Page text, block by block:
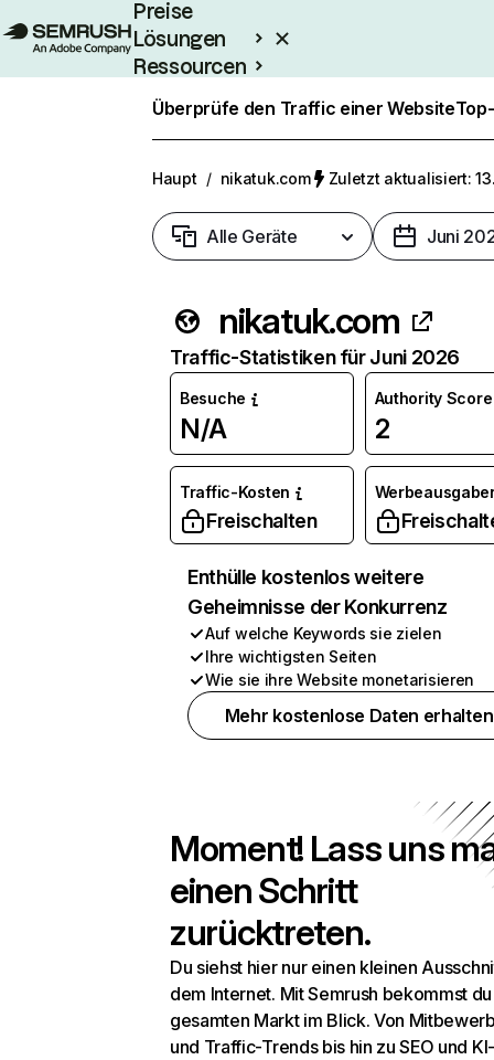
Preise
Lösungen
Ressourcen
Enterprise
Überprüfe den Traffic einer Website
Haupt / nikatuk.com Zuletzt aktualisiert:
Alle Geräte Juni
nikatuk.com
Traffic-Statistiken für Juni 2026
Besuche
N/A
Authority Score
2
Traffic-Kosten
Freischalten
Enthülle kostenlos weitere
Geheimnisse der Konkurrenz
Auf welche Keywords sie zielen
Ihre wichtigsten Seiten
Wie sie ihre Website monetarisieren
Mehr kostenlose Daten erhalten
Moment! Lass uns
einen Schritt
zurücktreten.
Du siehst hier nur einen kleinen
dem Internet. Mit Semrush bekommst
gesamten Markt im Blick. Von
und Traffic-Trends bis hin zu SEO und KI-